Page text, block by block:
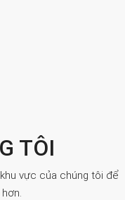
TÔI
vực của chúng tôi để